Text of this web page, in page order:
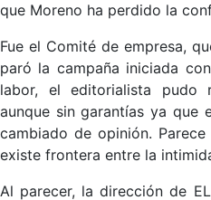
que Moreno ha perdido la
Fue el Comité de empresa,
paró la campaña iniciada
labor, el editorialista pudo
aunque sin garantías ya que
cambiado de opinión.
existe frontera entre la
Al parecer, la dirección de